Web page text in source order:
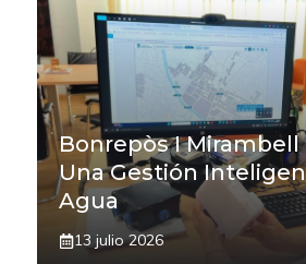
Bonrepòs I
Una Gestión
Agua
13 julio 2026